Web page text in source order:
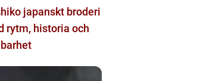
broderi
rytm, historia och